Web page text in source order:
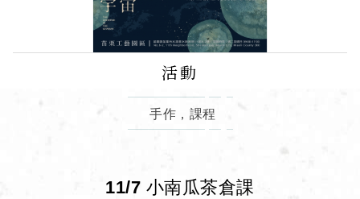
活動
手作，課程
11/7 小南瓜茶倉課